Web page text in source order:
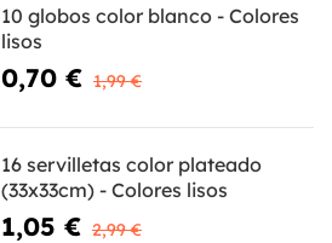
10 globos color blanco - Colores
lisos
0,70 € 1,99 €
16 servilletas color plateado
(33x33cm) - Colores lisos
1,05 € 2,99 €